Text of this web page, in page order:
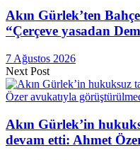
Akın Gürlek’ten
“Çerçeve yasadan
7 Ağustos 2026
Next Post
Akın Gürlek’in
devam etti: Ahmet